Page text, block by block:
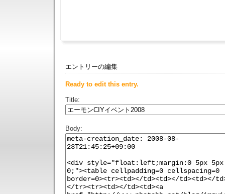
エントリーの編集
Ready to edit this entry.
Title:
Body: